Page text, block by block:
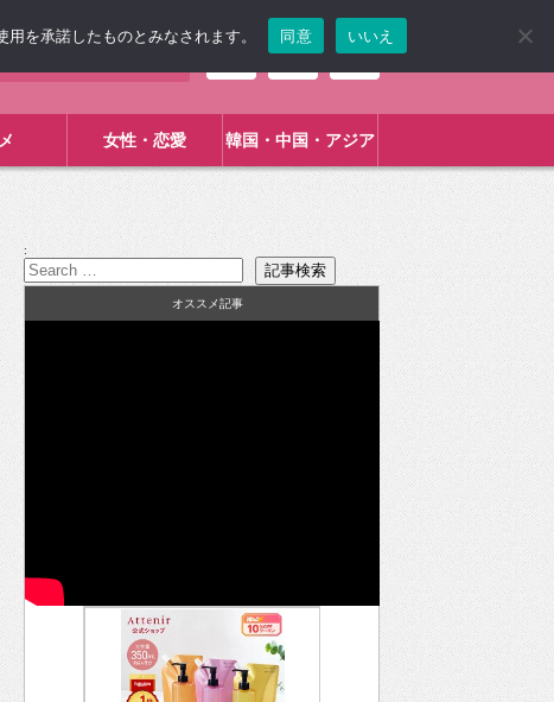
女性・恋愛 韓国・中国・アジア
:
オススメ記事
を承諾したものとみなされます。 同意 いいえ